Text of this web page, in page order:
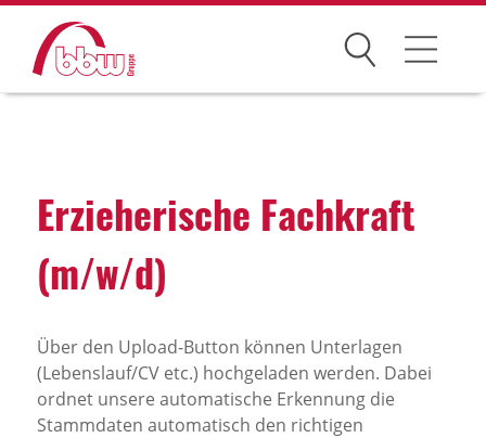
Suchen
Über uns
Gesellschaften
Historie
Organisation
Erzie­he­ri­sche Fach­kraft
(m/w/d)
Über den Upload-Button können Unterlagen
(Lebenslauf/CV etc.) hochgeladen werden. Dabei
ordnet unsere automatische Erkennung die
Stammdaten automatisch den richtigen